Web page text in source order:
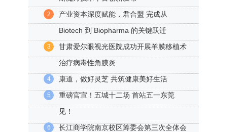
2
产业资本深度赋能，君合盟 完成从
Biotech 到 Biopharma 的关键跃迁
3
甘肃爱尔眼视光医院成功开展羊膜移植术
治疗病毒性角膜炎
4 康道，做好灵芝 共筑健康美好生活
5
重磅官宣！五城十二场 首站五一东莞
见！
6
长江商学院南京校区筹委会第三次全体会